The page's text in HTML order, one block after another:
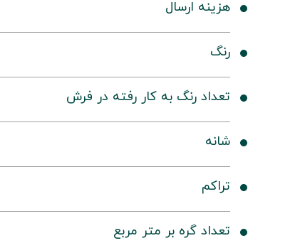
هزینه ارسال
رنگ
تعداد رنگ به کار رفته در فرش
شانه
تراکم
تعداد گره بر متر مربع